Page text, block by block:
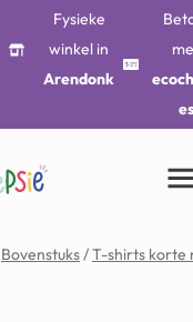
Fysieke
winkel in
Arendonk
es
Bovenstuks/T-shirts korte